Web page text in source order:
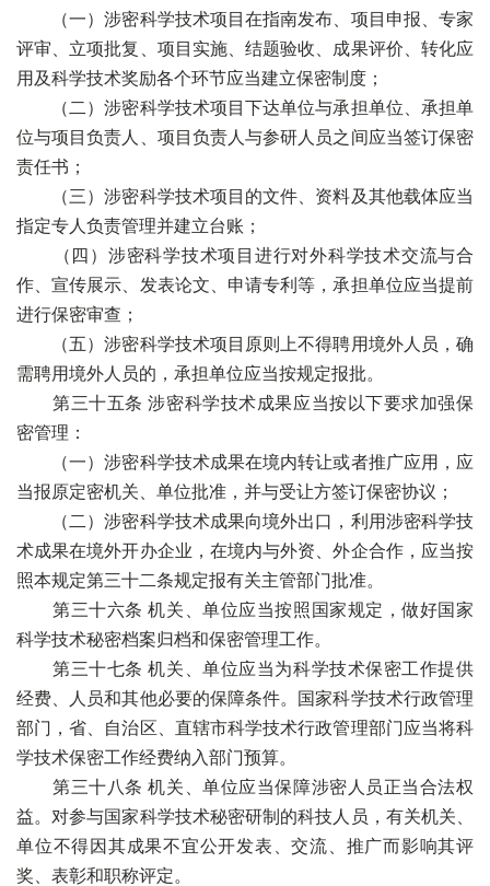
（一）涉密科学技术项目在指南发布、项目申报、专家
评审、立项批复、项目实施、结题验收、成果评价、转化应
用及科学技术奖励各个环节应当建立保密制度；
（二）涉密科学技术项目下达单位与承担单位、承担单
位与项目负责人、项目负责人与参研人员之间应当签订保密
责任书；
（三）涉密科学技术项目的文件、资料及其他载体应当
指定专人负责管理并建立台账；
（四）涉密科学技术项目进行对外科学技术交流与合
作、宣传展示、发表论文、申请专利等，承担单位应当提前
进行保密审查；
（五）涉密科学技术项目原则上不得聘用境外人员，确
需聘用境外人员的，承担单位应当按规定报批。
第三十五条 涉密科学技术成果应当按以下要求加强保
密管理：
（一）涉密科学技术成果在境内转让或者推广应用，应
当报原定密机关、单位批准，并与受让方签订保密协议；
（二）涉密科学技术成果向境外出口，利用涉密科学技
术成果在境外开办企业，在境内与外资、外企合作，应当按
照本规定第三十二条规定报有关主管部门批准。
第三十六条 机关、单位应当按照国家规定，做好国家
科学技术秘密档案归档和保密管理工作。
第三十七条 机关、单位应当为科学技术保密工作提供
经费、人员和其他必要的保障条件。国家科学技术行政管理
部门，省、自治区、直辖市科学技术行政管理部门应当将科
学技术保密工作经费纳入部门预算。
第三十八条 机关、单位应当保障涉密人员正当合法权
益。对参与国家科学技术秘密研制的科技人员，有关机关、
单位不得因其成果不宜公开发表、交流、推广而影响其评
奖、表彰和职称评定。